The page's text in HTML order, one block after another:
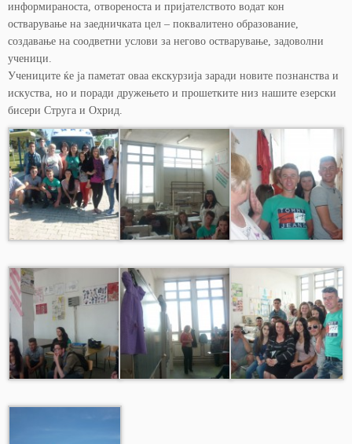
информираноста, отвореноста и пријателството водат кон
остварување на заедничката цел – поквалитено образование,
создавање на соодветни услови за негово остварување, задоволни
ученици.
Учениците ќе ја паметат оваа екскурзија заради новите познанства и
искуства, но и поради дружењето и прошетките низ нашите езерски
бисери Струга и Охрид.